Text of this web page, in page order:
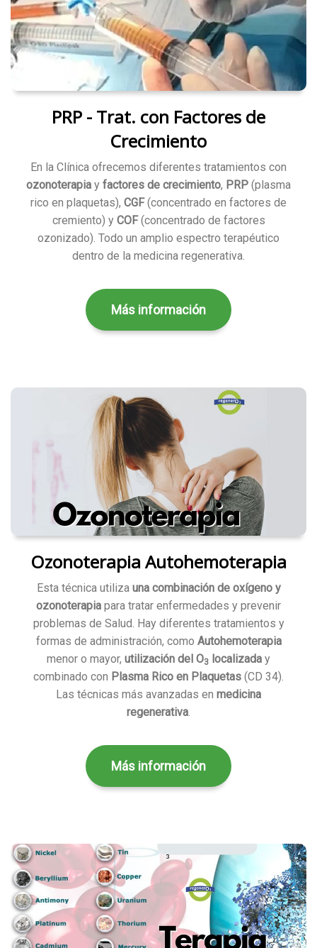
PRP - Trat. con Factores de
Crecimiento
En la Clínica ofrecemos diferentes tratamientos con
ozonoterapia y factores de crecimiento, PRP (plasma
rico en plaquetas), CGF(concentrado en factores de
cremiento) y COF(concentrado de factores
ozonizado). Todo un amplio espectro terapéutico
dentro de la medicina regenerativa.
Más información
Ozonoterapia Autohemoterapia
Esta técnica utiliza una combinación de oxígeno y
ozonoterapia para tratar enfermedades y prevenir
problemas de Salud. Hay diferentes tratamientos y
formas de administración, como Autohemoterapia
menor o mayor, utilización del O3 localizada y
combinado con Plasma Rico en Plaquetas (CD 34).
Las técnicas más avanzadas en medicina
regenerativa.
Más información